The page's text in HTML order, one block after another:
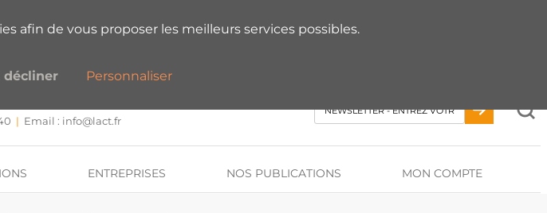
INTERVENTION ET RECHERCHE
| Email : info@lact.fr
? PRENEZ RDV AVEC UN EXPERT
ENTREPRISES NOS PUBLICATIONS MON COMPTE
afin de vous proposer les meilleurs services possibles.
décliner Personnaliser